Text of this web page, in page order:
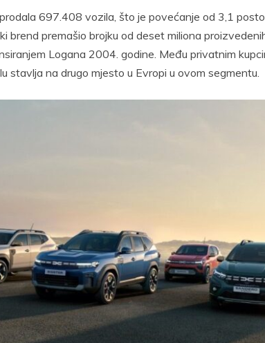
697.408 vozila, što je povećanje od 3,1
brend premašio brojku od deset miliona
Logana 2004. godine. Među privatnim
stavlja na drugo mjesto u Evropi u ovom segmentu.